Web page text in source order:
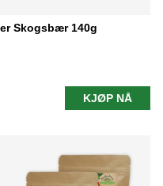
Skogsbær 140g
KJØP NÅ